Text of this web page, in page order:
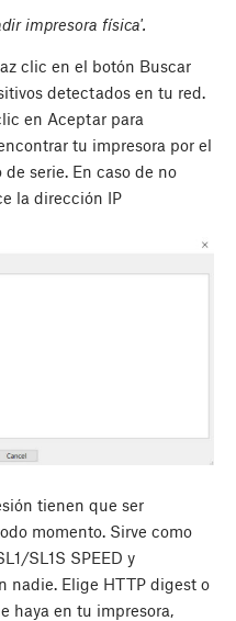
impresora física'.
clic en el botón Buscar
detectados en tu red.
en Aceptar para
tu impresora por el
serie. En caso de no
la dirección IP
tienen que ser
momento. Sirve como
SL1S SPEED y
nadie. Elige HTTP digest o
haya en tu impresora,